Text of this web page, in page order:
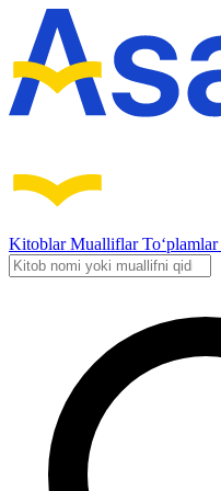
KitoblarMualliflarTo‘plamlar